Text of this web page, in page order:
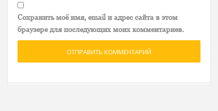
Сохранить моё имя, email и адрес сайта в этом
браузере для последующих моих комментариев.
ОТПРАВИТЬ КОММЕНТАРИЙ